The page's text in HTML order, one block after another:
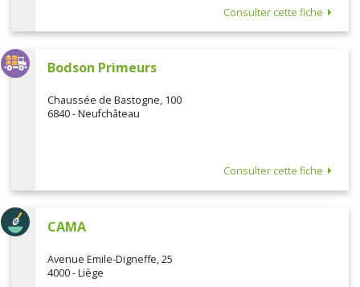
Consulter cette fiche
Bodson Primeurs
Chaussée de Bastogne, 100
6840 - Neufchâteau
Consulter cette fiche
CAMA
Avenue Emile-Digneffe, 25
4000 - Liège